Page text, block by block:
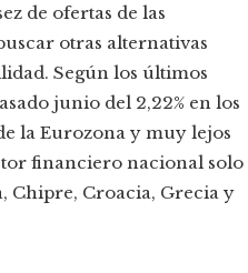
de ofertas de las
otras alternativas
Según los últimos
junio del 2,22% en los
la Eurozona y muy lejos
financiero nacional solo
Chipre, Croacia, Grecia y